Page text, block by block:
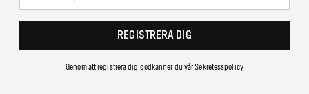
REGISTRERA DIG
Genom att registrera dig godkänner du vårSekretesspolicy